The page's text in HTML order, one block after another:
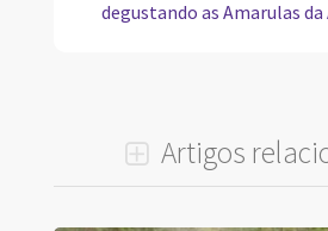
degustando as Amarulas da
Artigos